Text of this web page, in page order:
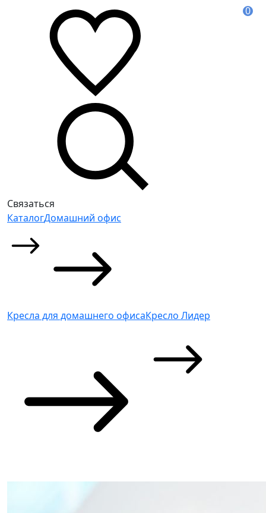
0
Связаться
КаталогДомашний офис
Кресла для домашнего офисаКресло Лидер